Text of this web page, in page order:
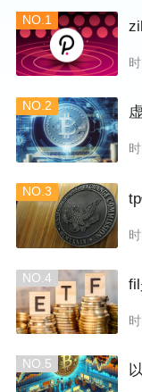
NO.1
NO.2
NO.3
NO.4
NO.5